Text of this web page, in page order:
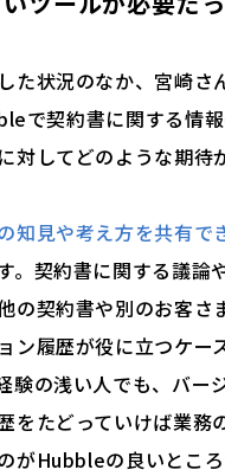
た状況のなか、宮崎さ
で契約書に関する情
対してどのような期待
知見や考え方を共有で
。契約書に関する議論
の契約書や別のお客さ
ン履歴が役に立つケー
験の浅い人でも、バー
をたどっていけば業務
がHubbleの良いところ